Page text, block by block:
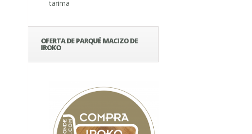
tarima
OFERTA DE PARQUÉ MACIZO DE
IROKO